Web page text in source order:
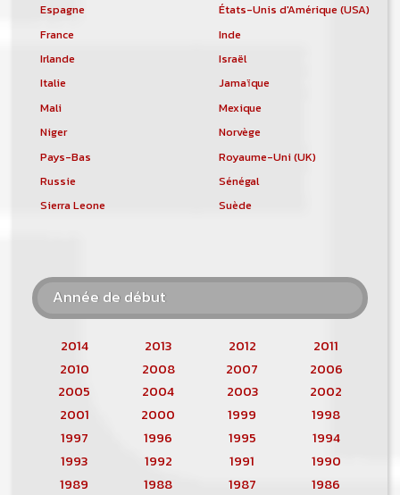
Espagne
États-Unis d'Amérique (USA)
France
Inde
Irlande
Israël
Italie
Jamaïque
Mali
Mexique
Niger
Norvège
Pays-Bas
Royaume-Uni (UK)
Russie
Sénégal
Sierra Leone
Suède
Année de début
2014 2013 2012
2011
2010
2008 2007
2006
2005
2004 2003
2002
2001
2000 1999
1998
1997
1996 1995
1994
1993
1992 1991
1990
1989
1988 1987
1986